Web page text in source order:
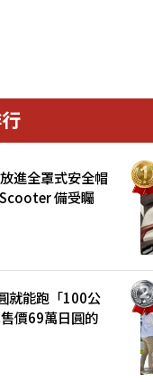
進全罩式安全帽
備受矚
流線設計與各項
就能跑「100公
價69萬日圓的
大受歡迎！ 順